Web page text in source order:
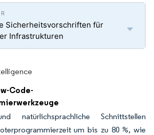
Sicherheitsvorschriften für
Infrastrukturen
Code-
natürlichsprachliche Schnittstellen
um bis zu 80 %, wie